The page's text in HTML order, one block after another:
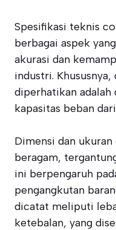
Spesifikasi teknis
berbagai aspek
akurasi dan
industri.
diperhatikan adalah
kapasitas beban
Dimensi dan
beragam,
ini berpengaruh
pengangkutan
dicatat meliputi
ketebalan, yang